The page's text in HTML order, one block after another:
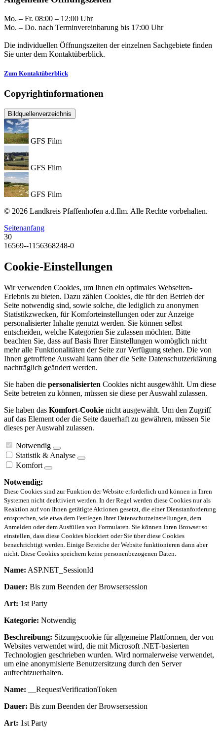
Mo. – Fr. 08:00 – 12:00 Uhr
Mo. – Do. nach Terminvereinbarung bis 17:00 Uhr
Die individuellen Öffnungszeiten der einzelnen Sachgebiete finden
Sie unter dem Kontaktüberblick.
Zum Kontaktüberblick
Copyrightinformationen
Bildquellenverzeichnis
GFS Film
GFS Film
GFS Film
© 2026 Landkreis Pfaffenhofen a.d.Ilm. Alle Rechte vorbehalten.
Seitenanfang
30
16569--1156368248-0
Cookie-Einstellungen
Wir verwenden Cookies, um Ihnen ein optimales Webseiten-
Erlebnis zu bieten. Dazu zählen Cookies, die für den Betrieb der
Seite notwendig sind, sowie solche, die lediglich zu anonymen
Statistikzwecken, für Komforteinstellungen oder zur Anzeige
personalisierter Inhalte genutzt werden. Sie können selbst
entscheiden, welche Kategorien Sie zulassen möchten. Bitte
beachten Sie, dass auf Basis Ihrer Einstellungen womöglich nicht
mehr alle Funktionalitäten der Seite zur Verfügung stehen. Die von
Ihnen getroffene Auswahl kann über die Seite Datenschutzerklärung
nachträglich geändert werden.
Sie haben die personalisierten Cookies nicht ausgewählt. Um diese
Seite betreten zu können, müssen sie diese per Auswahl zulassen.
Sie haben das Komfort-Cookie nicht ausgewählt. Um den Zugriff
auf das Element oder die Seite dauerhaft zu gewähren, müssen Sie
dieses per Auswahl zulassen.
Notwendig
Statistik & Analyse
Komfort
Notwendig:
Diese Cookies sind zur Funktion der Website erforderlich und können in Ihren
Systemen nicht deaktiviert werden. In der Regel werden diese Cookies nur als
Reaktion auf von Ihnen getätigte Aktionen gesetzt, die einer Dienstanforderung
entsprechen, wie etwa dem Festlegen Ihrer Datenschutzeinstellungen, dem
Anmelden oder dem Ausfüllen von Formularen. Sie können Ihren Browser so
einstellen, dass diese Cookies blockiert oder Sie über diese Cookies
benachrichtigt werden. Einige Bereiche der Website funktionieren dann aber
nicht. Diese Cookies speichern keine personenbezogenen Daten.
Name: ASP.NET_SessionId
Dauer: Bis zum Beenden der Browsersession
Art: 1st Party
Kategorie: Notwendig
Beschreibung: Sitzungscookie für allgemeine Plattformen, der von
Websites verwendet wird, die mit Microsoft .NET-basierten
Technologien geschrieben wurden. Wird normalerweise verwendet,
um eine anonymisierte Benutzersitzung durch den Server
aufrechtzuerhalten.
Name: __RequestVerificationToken
Dauer: Bis zum Beenden der Browsersession
Art: 1st Party